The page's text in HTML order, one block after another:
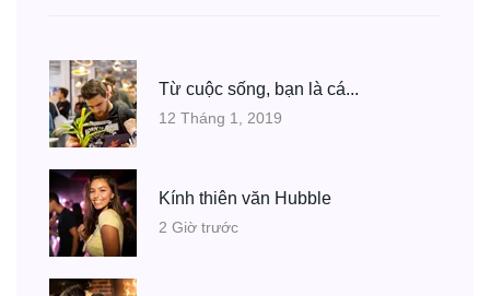
Từ cuộc sống, bạn là cá...
12 Tháng 1, 2019
Kính thiên văn Hubble
2 Giờ trước